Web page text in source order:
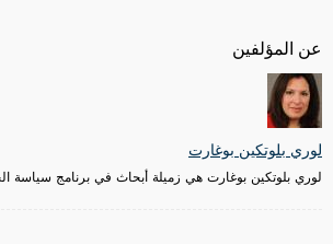
عن المؤلفين
لوري بلوتكين بوغارت
لوري بلوتكين بوغارت هي زميلة أبحاث في برنامج سياسة